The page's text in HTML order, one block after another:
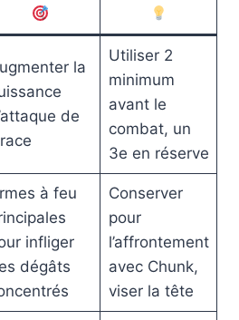
la
de
Utiliser 2
minimum
avant le
combat, un
3e en réserve
à feu
infliger
dégâts
Conserver
pour
l’affrontement
avec Chunk,
viser la tête